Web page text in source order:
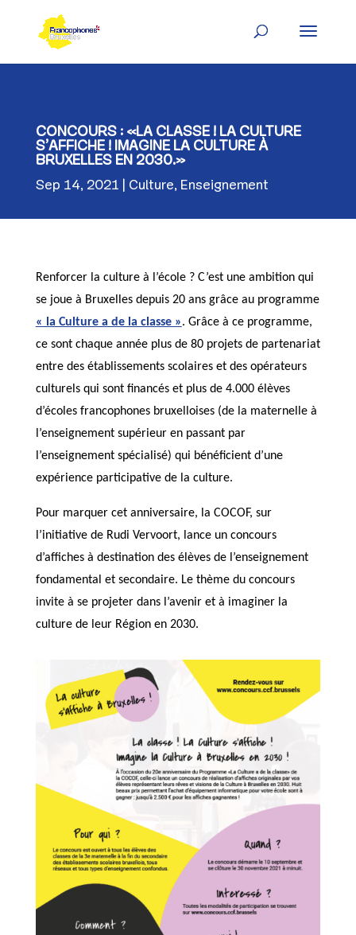
content
CONCOURS : «LA CLASSE ! LA CULTURE
S’AFFICHE ! IMAGINE LA CULTURE À
BRUXELLES EN 2030.»
Sep 14, 2021 Culture, Enseignement
Renforcer la culture à l’école ? C’est une ambition qui
se joue à Bruxelles depuis 20 ans grâce au programme
« la Culture a de la classe ». Grâce à ce programme,
ce sont chaque année plus de 80 projets de partenariat
entre des établissements scolaires et des opérateurs
culturels qui sont financés et plus de 4.000 élèves
d’écoles francophones bruxelloises (de la maternelle à
l’enseignement supérieur en passant par
l’enseignement spécialisé) qui bénéficient d’une
expérience participative de la culture.
Pour marquer cet anniversaire, la COCOF, sur
l’initiative de Rudi Vervoort, lance un concours
d’affiches à destination des élèves de l’enseignement
fondamental et secondaire. Le thème du concours
invite à se projeter dans l’avenir et à imaginer la
culture de leur Région en 2030.